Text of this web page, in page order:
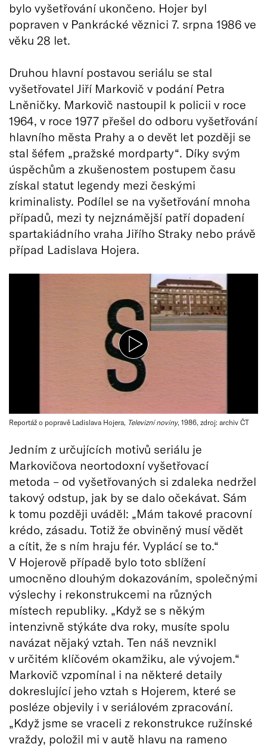
bylo vyšetřování ukončeno. Hojer byl
popraven v Pankrácké věznici 7. srpna 1986 ve
věku 28 let.
Druhou hlavní postavou seriálu se stal
vyšetřovatel Jiří Markovič v podání Petra
Lněničky. Markovič nastoupil k policii v roce
1964, v roce 1977 přešel do odboru vyšetřování
hlavního města Prahy a o devět let později se
stal šéfem „pražské mordparty“. Díky svým
úspěchům a zkušenostem postupem času
získal statut legendy mezi českými
kriminalisty. Podílel se na vyšetřování mnoha
případů, mezi ty nejznámější patří dopadení
spartakiádního vraha Jiřího Straky nebo právě
případ Ladislava Hojera.
Reportáž o popravě Ladislava Hojera, Televizní noviny, 1986, zdroj: archiv ČT
Jedním z určujících motivů seriálu je
Markovičova neortodoxní vyšetřovací
metoda – od vyšetřovaných si zdaleka nedržel
takový odstup, jak by se dalo očekávat. Sám
k tomu později uváděl: „Mám takové pracovní
krédo, zásadu. Totiž že obviněný musí vědět
a cítit, že s ním hraju fér. Vyplácí se to.“
V Hojerově případě bylo toto sblížení
umocněno dlouhým dokazováním, společnými
výslechy i rekonstrukcemi na různých
místech republiky. „Když se s někým
intenzivně stýkáte dva roky, musíte spolu
navázat nějaký vztah. Ten náš nevznikl
v určitém klíčovém okamžiku, ale vývojem.“
Markovič vzpomínal i na některé detaily
dokreslující jeho vztah s Hojerem, které se
posléze objevily i v seriálovém zpracování.
„Když jsme se vraceli z rekonstrukce ružínské
vraždy, položil mi v autě hlavu na rameno